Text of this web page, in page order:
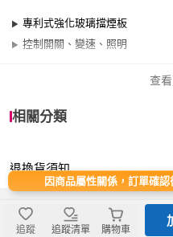
專利式強化玻璃擋煙板
控制開關、變速、照明
類型 隱藏
尺寸 80CM
查
相關分類
退換貨須知
因商品屬性關係，訂單確
追蹤 追蹤清單 購物車